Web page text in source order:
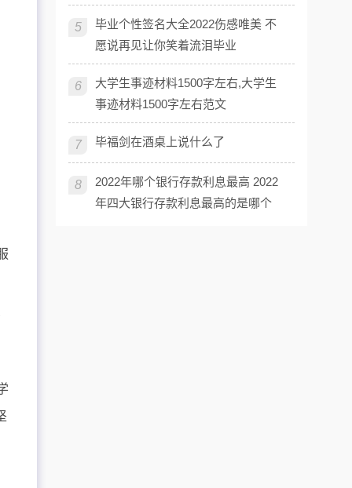
5
毕业个性签名大全2022伤感唯美 不
愿说再见让你笑着流泪毕业
6
大学生事迹材料1500字左右,大学生
事迹材料1500字左右范文
7 毕福剑在酒桌上说什么了
8
2022年哪个银行存款利息最高 2022
年四大银行存款利息最高的是哪个